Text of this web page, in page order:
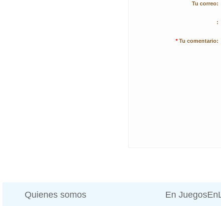
Tu correo:
:
* Tu comentario:
Quienes somos En